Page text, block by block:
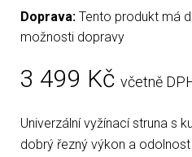
Doprava: Tento produkt má
možnosti dopravy
3 499 Kč včetně
Univerzální vyžínací struna s
dobrý řezný výkon a